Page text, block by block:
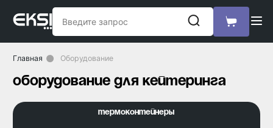
Главная Оборудование
оборудование для кейтеринга
Термоконтейнеры